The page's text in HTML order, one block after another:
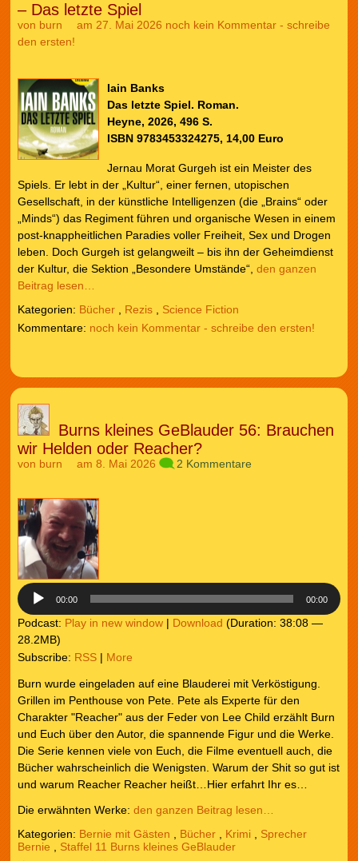
– Das letzte Spiel
von burn am 27. Mai 2026 noch kein Kommentar - schreibe
den ersten!
Iain Banks
Das letzte Spiel. Roman.
Heyne, 2026, 496 S.
ISBN 9783453324275, 14,00 Euro
Jernau Morat Gurgeh ist ein Meister des
Spiels. Er lebt in der „Kultur“, einer fernen, utopischen
Gesellschaft, in der künstliche Intelligenzen (die „Brains“ oder
„Minds“) das Regiment führen und organische Wesen in einem
post-knappheitlichen Paradies voller Freiheit, Sex und Drogen
leben. Doch Gurgeh ist gelangweilt – bis ihn der Geheimdienst
der Kultur, die Sektion „Besondere Umstände“, den ganzen
Beitrag lesen…
Kategorien: Bücher, Rezis, Science Fiction
noch kein Kommentar - schreibe den ersten!
Burns kleines GeBlauder 56: Brauchen
wir Helden oder Reacher?
von burn am 8. Mai 2026 2 Kommentare
00:00 00:00
Podcast: Play in new window| Download (Duration: 38:08 —
28.2MB)
Subscribe: RSS| More
Burn wurde eingeladen auf eine Blauderei mit Verköstigung.
Grillen im Penthouse von Pete. Pete als Experte für den
Charakter "Reacher" aus der Feder von Lee Child erzählt Burn
und Euch über den Autor, die spannende Figur und die Werke.
Die Serie kennen viele von Euch, die Filme eventuell auch, die
Bücher wahrscheinlich die Wenigsten. Warum der Shit so gut ist
und warum Reacher Reacher heißt…Hier erfahrt Ihr es…
Die erwähnten Werke: den ganzen Beitrag lesen…
Kategorien: Bernie mit Gästen Bücher, Krimi
Sprecher
Bernie
Staffel 11 Burns kleines GeBlauder